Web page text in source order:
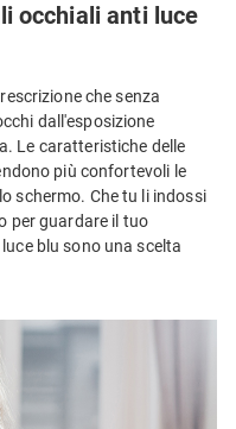
occhiali anti luce
che senza
dall'esposizione
Le caratteristiche delle
più confortevoli le
schermo. Che tu li indossi
per guardare il tuo
blu sono una scelta